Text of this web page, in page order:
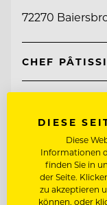
72270
CHEF
Entdecke alle
DIESE
Diese
Informationen
finden Sie in
der Seite.
zu akzeptieren
können, oder